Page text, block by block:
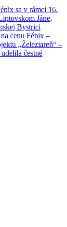
sa v rámci 16.
Jáne,
Bystrici
cenu Fénix –
„Železiareň“ –
čestné